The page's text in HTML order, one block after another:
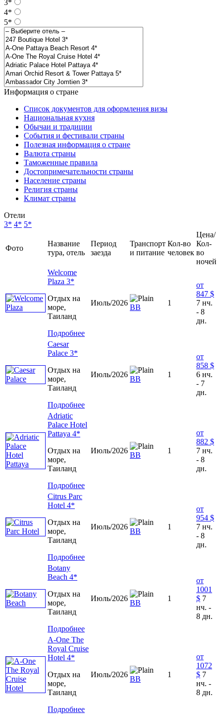
3*
4*
5*
Информация о стране
Список документов для оформления визы
Национальная кухня
Обычаи и традиции
События и фестивали страны
Полезная информация о стране
Валюта страны
Таможенные правила
Достопримечательности страны
Население страны
Религия страны
Климат страны
Отели
3* 4* 5*
Фото
Название
тура, отель
Период
заезда
Транспорт
и питание
Кол-во
человек
Цена/
Кол-
во
ночей
Welcome
Plaza 3*
Отдых на
море,
Таиланд
Подробнее
Июль/2026
ВВ
1
от
847 $
7 нч.
- 8
дн.
Caesar
Palace 3*
Отдых на
море,
Таиланд
Подробнее
Июль/2026
ВВ
1
от
858 $
6 нч.
- 7
дн.
Adriatic
Palace Hotel
Pattaya 4*
Отдых на
море,
Таиланд
Подробнее
Июль/2026
BB
1
от
882 $
7 нч.
- 8
дн.
Citrus Parc
Hotel 4*
Отдых на
море,
Таиланд
Подробнее
Июль/2026
ВВ
1
от
954 $
7 нч.
- 8
дн.
Botany
Beach 4*
Отдых на
море,
Таиланд
Подробнее
Июль/2026
ВВ
1
от
1001
$ 7
нч. -
8 дн.
A-One The
Royal Cruise
Hotel 4*
Отдых на
море,
Таиланд
Подробнее
Июль/2026
ВВ
1
от
1072
$ 7
нч. -
8 дн.